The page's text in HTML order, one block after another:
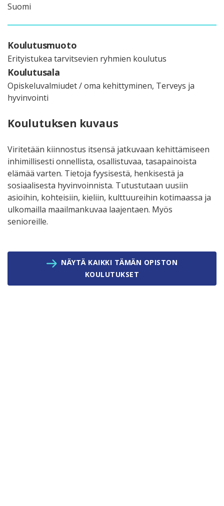
Suomi
Koulutusmuoto
Erityistukea tarvitsevien ryhmien koulutus
Koulutusala
Opiskeluvalmiudet / oma kehittyminen, Terveys ja
hyvinvointi
Koulutuksen kuvaus
Viritetään kiinnostus itsensä jatkuvaan kehittämiseen
inhimillisesti onnellista, osallistuvaa, tasapainoista
elämää varten. Tietoja fyysisestä, henkisestä ja
sosiaalisesta hyvinvoinnista. Tutustutaan uusiin
asioihin, kohteisiin, kieliin, kulttuureihin kotimaassa ja
ulkomailla maailmankuvaa laajentaen. Myös
senioreille.
NÄYTÄ KAIKKI TÄMÄN OPISTON
KOULUTUKSET